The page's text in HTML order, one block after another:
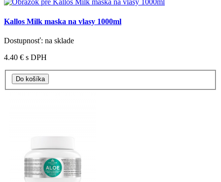
Kallos Milk maska na vlasy 1000ml
Dostupnosť: na sklade
4.40 € s DPH